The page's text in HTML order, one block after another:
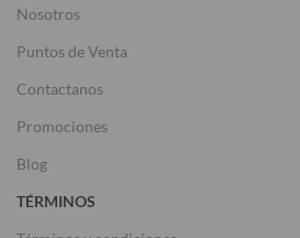
Nosotros
Puntos de Venta
Contactanos
Promociones
Blog
TÉRMINOS